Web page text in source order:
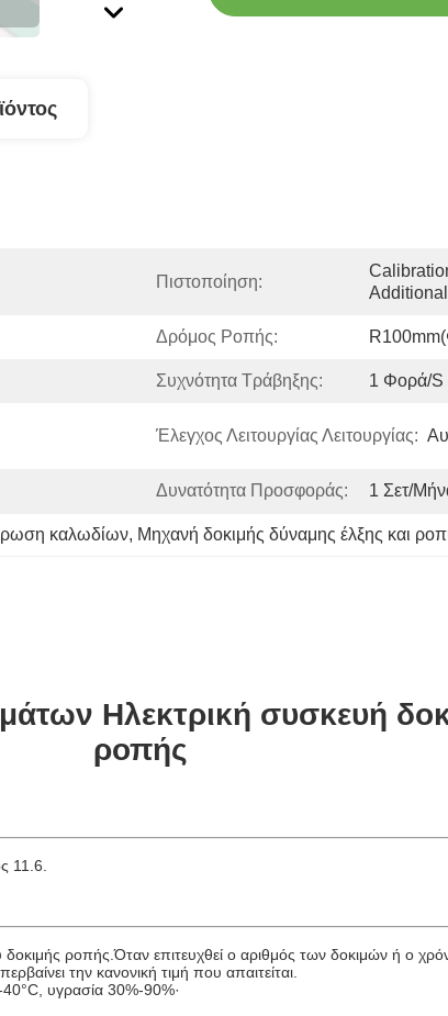
Πιστοποίηση:
Δρόμος Ροπής:
Συχνότητα Τράβηξης: 1 Φορά/s
Έλεγχος Λειτουργίας Λειτουργίας:
Δυνατότητα Προσφοράς: 1 Σετ/
καλωδίων, Μηχανή δοκιμής δύναμης έλξης και
Ηλεκτρική συσκευή
ροπής
11.6.
ροπής.Όταν επιτευχθεί ο αριθμός των δοκιμών ή ο
την κανονική τιμή που απαιτείται.
υγρασία 30%-90%·